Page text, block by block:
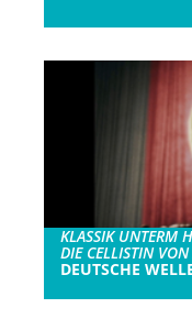
KLASSIK UNTERM
DIE CELLISTIN
DEUTSCHE